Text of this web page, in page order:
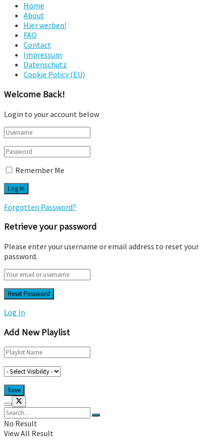
Home
About
Hier werben!
FAQ
Contact
Impressum
Datenschutz
Cookie Policy (EU)
Welcome Back!
Login to your account below
Remember Me
Forgotten Password?
Retrieve your password
Please enter your username or email address to reset your
password.
Log In
Add New Playlist
No Result
View All Result